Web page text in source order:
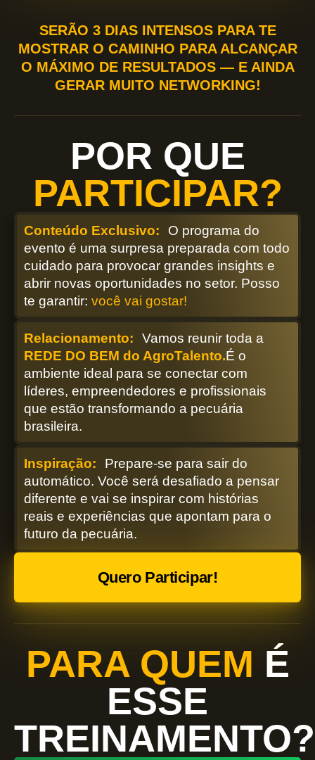
SERÃO 3 DIAS INTENSOS PARA TE
MOSTRAR O CAMINHO PARA ALCANÇAR
O MÁXIMO DE RESULTADOS — E AINDA
GERAR MUITO NETWORKING!
POR QUE
PARTICIPAR?
Conteúdo Exclusivo:
O programa do
evento é uma surpresa preparada com todo
cuidado para provocar grandes insights e
abrir novas oportunidades no setor. Posso
te garantir: você vai gostar!
Relacionamento:
Vamos reunir toda a
REDE DO BEM do AgroTalento.É o
ambiente ideal para se conectar com
líderes, empreendedores e profissionais
que estão transformando a pecuária
brasileira.
Inspiração: Prepare-se para sair do
automático. Você será desafiado a pensar
diferente e vai se inspirar com histórias
reais e experiências que apontam para o
futuro da pecuária.
Quero Participar!
PARA QUEM É
ESSE
TREINAMENTO?